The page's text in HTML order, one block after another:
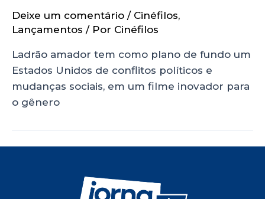
Deixe um comentário / Cinéfilos,
Lançamentos / Por Cinéfilos
Ladrão amador tem como plano de fundo um
Estados Unidos de conflitos políticos e
mudanças sociais, em um filme inovador para
o gênero